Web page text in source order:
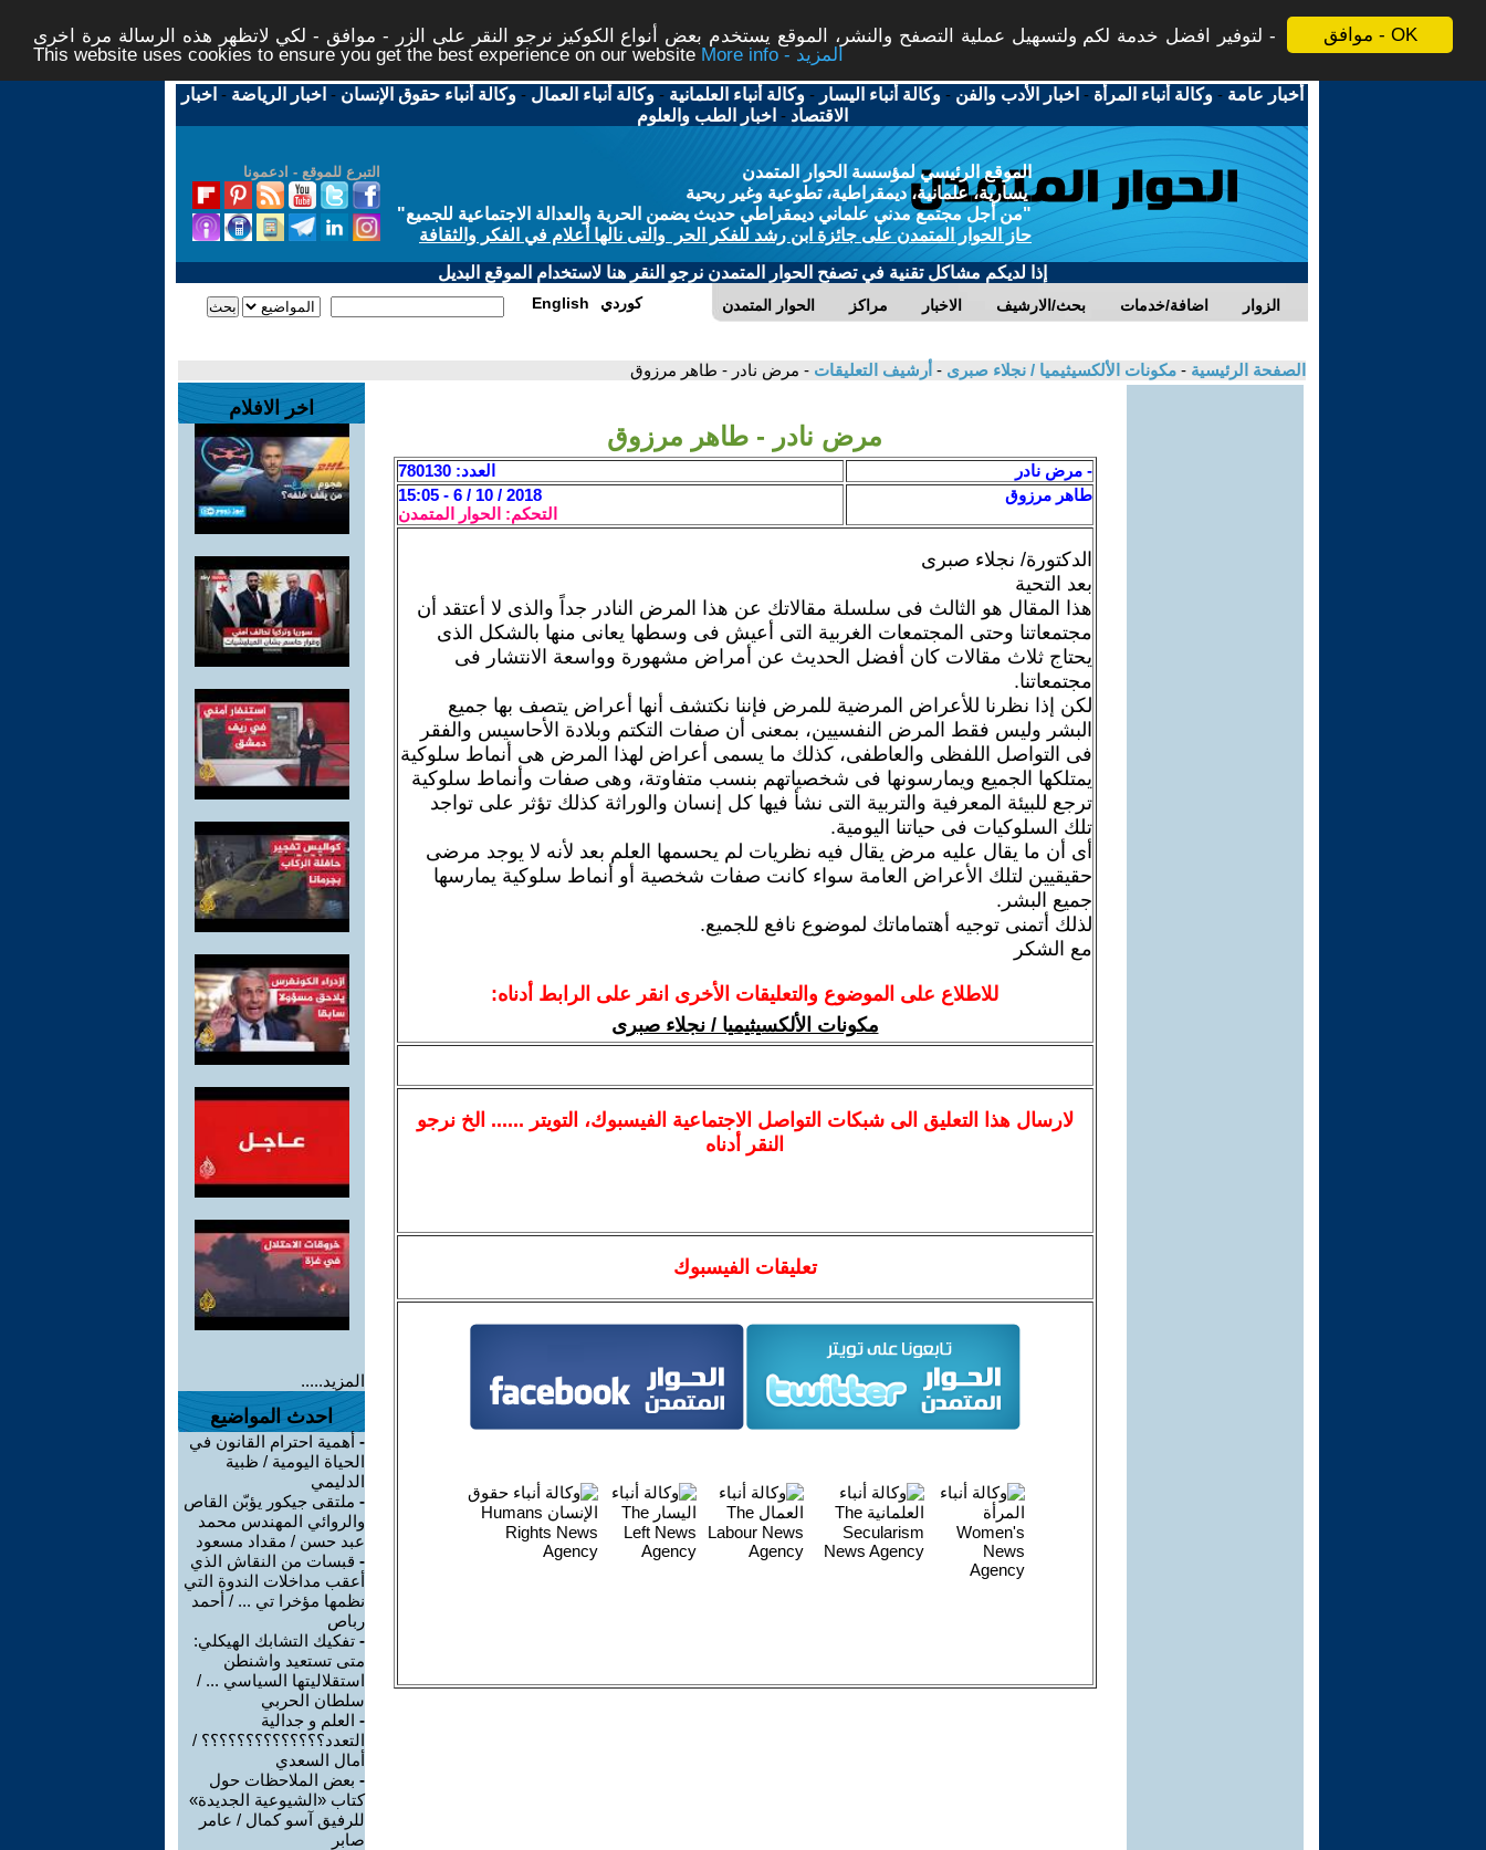
موافق - OK
لتوفير افضل خدمة لكم ولتسهيل عملية التصفح والنشر، الموقع يستخدم بعض أنواع الكوكيز نرجو النقر على الزر - موافق - لكي لاتظهر هذه الرسالة مرة اخرى -
This website uses cookies to ensure you get the best experience on our website
More info - المزيد
أخبار عامة -وكالة أنباء المرأة - اخبار الأدب والفن -وكالة أنباء اليسار -وكالة أنباء العلمانية -وكالة أنباء العمال -وكالة أنباء حقوق الإنسان - اخبار الرياضة - اخبار
الاقتصاد - اخبار الطب والعلوم
التبرع للموقع - ادعمونا
الموقع الرئيسي لمؤسسة الحوار المتمدن
يسارية، علمانية، ديمقراطية، تطوعية وغير ربحية
"من أجل مجتمع مدني علماني ديمقراطي حديث يضمن الحرية والعدالة الاجتماعية للجميع"
حاز الحوار المتمدن على جائزة ابن رشد للفكر الحر والتى نالها أعلام في الفكر والثقافة
إذا لديكم مشاكل تقنية في تصفح الحوار المتمدن نرجو النقر هنا لاستخدام الموقع البديل
الحوار المتمدن مراكز الاخبار بحث/الارشيف اضافة/خدمات الزوار English كوردي
الصفحة الرئيسية - مكونات الألكسيثيميا / نجلاء صبرى - أرشيف التعليقات - مرض نادر - طاهر مرزوق
مرض نادر - طاهر مرزوق
- مرض نادر
العدد: 780130
طاهر مرزوق
2018 / 10 / 6 - 15:05
التحكم: الحوار المتمدن
الدكتورة/ نجلاء صبرى
بعد التحية
هذا المقال هو الثالث فى سلسلة مقالاتك عن هذا المرض النادر جداً والذى لا أعتقد أن
مجتمعاتنا وحتى المجتمعات الغربية التى أعيش فى وسطها يعانى منها بالشكل الذى
يحتاج ثلاث مقالات كان أفضل الحديث عن أمراض مشهورة وواسعة الانتشار فى
مجتمعاتنا.
لكن إذا نظرنا للأعراض المرضية للمرض فإننا نكتشف أنها أعراض يتصف بها جميع
البشر وليس فقط المرض النفسيين، بمعنى أن صفات التكتم وبلادة الأحاسيس والفقر
فى التواصل اللفظى والعاطفى، كذلك ما يسمى أعراض لهذا المرض هى أنماط سلوكية
يمتلكها الجميع ويمارسونها فى شخصياتهم بنسب متفاوتة، وهى صفات وأنماط سلوكية
ترجع للبيئة المعرفية والتربية التى نشأ فيها كل إنسان والوراثة كذلك تؤثر على تواجد
تلك السلوكيات فى حياتنا اليومية.
أى أن ما يقال عليه مرض يقال فيه نظريات لم يحسمها العلم بعد لأنه لا يوجد مرضى
حقيقيين لتلك الأعراض العامة سواء كانت صفات شخصية أو أنماط سلوكية يمارسها
جميع البشر.
لذلك أتمنى توجيه أهتماماتك لموضوع نافع للجميع.
مع الشكر
للاطلاع على الموضوع والتعليقات الأخرى انقر على الرابط أدناه:
مكونات الألكسيثيميا / نجلاء صبرى
لارسالهذا التعليق الى شبكات التواصل الاجتماعية الفيسبوك، التويتر ...... الخ نرجو
النقر أدناه
تعليقات الفيسبوك
اخر الافلام
المزيد.....
احدث المواضيع
- أهمية احترام القانون في
الحياة اليومية / ظبية
الدليمي
- ملتقى جيكور يؤبّن القاص
والروائي المهندس محمد
عبد حسن / مقداد مسعود
- قبسات من النقاش الذي
أعقب مداخلات الندوة التي
نظمها مؤخرا تي ... / أحمد
رباص
- تفكيك التشابك الهيكلي:
متى تستعيد واشنطن
استقلاليتها السياسي ... /
سلطان الحربي
- العلم و جدالية
التعدد؟؟؟؟؟؟؟؟؟؟؟؟؟؟ /
أمال السعدي
- بعض الملاحظات حول
كتاب «الشيوعية الجديدة»
للرفيق آسو كمال / عامر
صابر